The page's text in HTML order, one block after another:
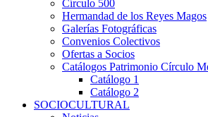
Círculo 500
Hermandad de los Reyes Magos
Galerías Fotográficas
Convenios Colectivos
Ofertas a Socios
Catálogos Patrimonio Círculo
Catálogo 1
Catálogo 2
SOCIOCULTURAL